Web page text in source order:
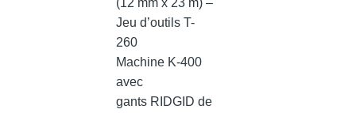
Jeu d’outils T-
260
Machine K-400
avec
gants RIDGID de